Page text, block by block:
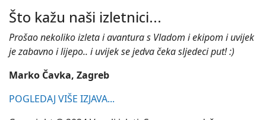
Što kažu naši izletnici...
Prošao nekoliko izleta i avantura s Vladom i ekipom i uvijek
je zabavno i lijepo.. i uvijek se jedva čeka sljedeci put! :)
Marko Čavka, Zagreb
POGLEDAJ VIŠE IZJAVA...